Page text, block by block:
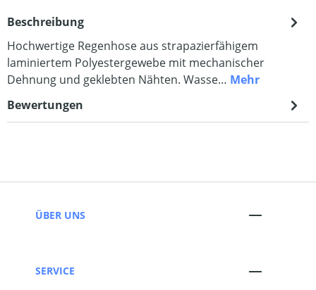
Beschreibung
Hochwertige Regenhose aus strapazierfähigem
laminiertem Polyestergewebe mit mechanischer
Dehnung und geklebten Nähten. Wasse… Mehr
Bewertungen
ÜBER UNS
SERVICE